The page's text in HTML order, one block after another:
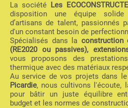
La société Les
disposition une équipe solide
d’artisans de talent, passionnés
d'un constant besoin de
Spécialisés dans la construction
(RE2020 ou passives),
vous proposons des
thermique avec des matériaux
Au service de vos projets dans le
Picardie, nous cultivons l'écoute,
pour bâtir un juste équilibre
budget et les normes de